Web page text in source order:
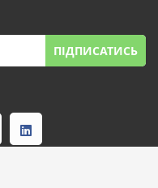
ПІДПИСАТИСЬ